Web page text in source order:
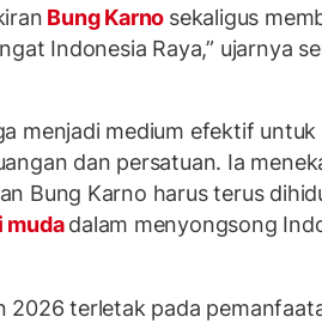
Bung Karno sekaligus
Indonesia Raya,” ujarnya
menjadi medium efektif untuk
dan persatuan. Ia
Bung Karno harus terus
mudadalam menyongsong
2026 terletak pada